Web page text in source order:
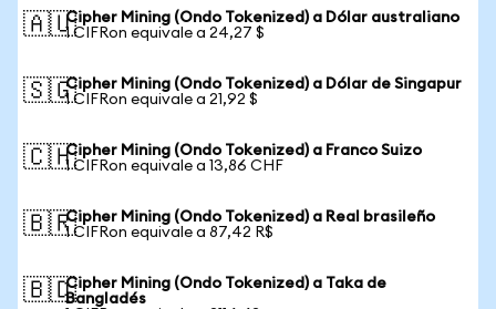
🇦🇺Cipher Mining (Ondo Tokenized) a Dólar australiano
1 CIFRon equivale a 24,27 $
🇸🇬Cipher Mining (Ondo Tokenized) a Dólar de Singapur
1 CIFRon equivale a 21,92 $
🇨🇭Cipher Mining (Ondo Tokenized) a Franco Suizo
1 CIFRon equivale a 13,86 CHF
🇧🇷Cipher Mining (Ondo Tokenized) a Real brasileño
1 CIFRon equivale a 87,42 R$
🇧🇩Cipher Mining (Ondo Tokenized) a Taka de
Bangladés